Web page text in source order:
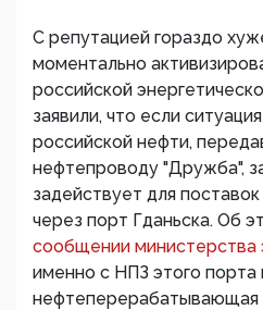
С репутацией гораздо
моментально
российской
заявили, что если
российской нефти,
нефтепроводу "Дружба",
задействует для
через порт Гданьска. Об
сообщении министерства
именно с НПЗ этого порта
нефтеперерабатывающая